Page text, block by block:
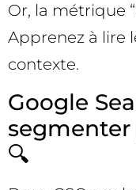
Or, la métrique
Apprenez à lire
contexte.
Google
🔍